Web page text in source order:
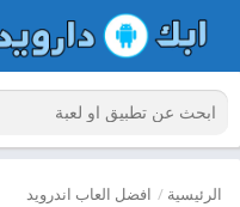
الرئيسية / افضل العاب اندرويد